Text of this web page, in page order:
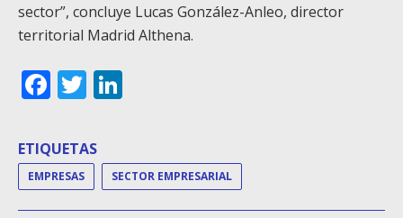
sector”, concluye Lucas González-Anleo, director
territorial Madrid Althena.
Facebook
Twitter
ETIQUETAS
EMPRESAS SECTOR EMPRESARIAL